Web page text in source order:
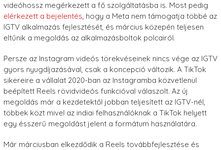
videóhossz megérkezett a fő szolgáltatásba is. Most pedig
elérkezett a bejelentés, hogy a Meta nem támogatja többé az
IGTV alkalmazás fejlesztését, és március közepén teljesen
eltűnik a megoldás az alkalmazásboltok polcairól.
Persze az Instagram videós törekvéseinek nincs vége az IGTV
gyors nyugdíjazásával, csak a koncepció változik. A TikTok
sikereire a vállalat 2020-ban az Instagramba közvetlenül
beépített Reels rövidvideós funkcióval válaszolt. Az új
megoldás már a kezdetektől jobban teljesített az IGTV-nél,
többek közt mivel az indiai felhasználóknak a TikTok helyett
egy ésszerű megoldást jelent a formátum használatára.
Már márciusban elkezdődik a Reels továbbfejlesztése és